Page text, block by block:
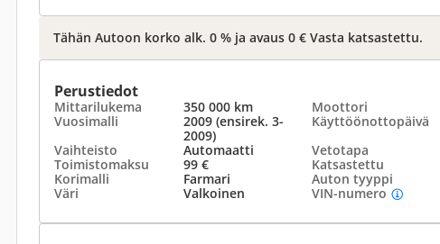
Tähän Autoon korko alk. 0 % ja avaus 0 € Vasta katsastettu.
Perustiedot
Mittarilukema 350 000 km Moottori
Vuosimalli
2009 (ensirek. 3-
2009)
Käyttöönottopäivä
Vaihteisto
Automaatti Vetotapa
Toimistomaksu
99 € Katsastettu
Korimalli
Farmari Auton tyyppi
Väri
Valkoinen VIN-numero